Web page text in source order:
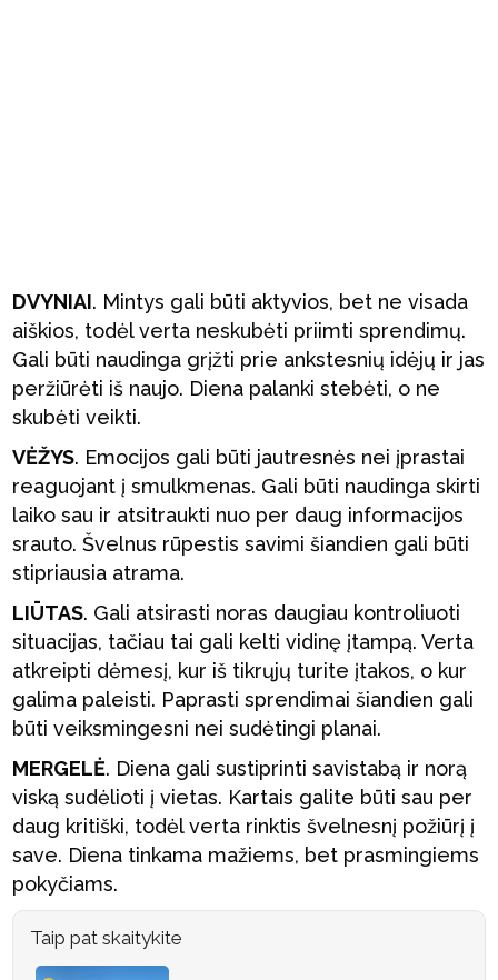
DVYNIAI. Mintys gali būti aktyvios, bet ne visada
aiškios, todėl verta neskubėti priimti sprendimų.
Gali būti naudinga grįžti prie ankstesnių idėjų ir jas
peržiūrėti iš naujo. Diena palanki stebėti, o ne
skubėti veikti.
VĖŽYS. Emocijos gali būti jautresnės nei įprastai
reaguojant į smulkmenas. Gali būti naudinga skirti
laiko sau ir atsitraukti nuo per daug informacijos
srauto. Švelnus rūpestis savimi šiandien gali būti
stipriausia atrama.
LIŪTAS. Gali atsirasti noras daugiau kontroliuoti
situacijas, tačiau tai gali kelti vidinę įtampą. Verta
atkreipti dėmesį, kur iš tikrųjų turite įtakos, o kur
galima paleisti. Paprasti sprendimai šiandien gali
būti veiksmingesni nei sudėtingi planai.
MERGELĖ. Diena gali sustiprinti savistabą ir norą
viską sudėlioti į vietas. Kartais galite būti sau per
daug kritiški, todėl verta rinktis švelnesnį požiūrį į
save. Diena tinkama mažiems, bet prasmingiems
pokyčiams.
Taip pat skaitykite